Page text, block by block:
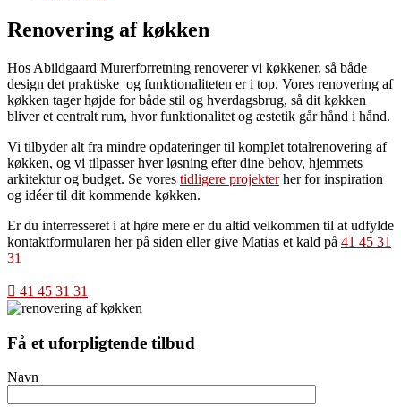
Renovering af køkken
Hos Abildgaard Murerforretning renoverer vi køkkener, så både
design det praktiske og funktionaliteten er i top. Vores renovering af
køkken tager højde for både stil og hverdagsbrug, så dit køkken
bliver et centralt rum, hvor funktionalitet og æstetik går hånd i hånd.
Vi tilbyder alt fra mindre opdateringer til komplet totalrenovering af
køkken, og vi tilpasser hver løsning efter dine behov, hjemmets
arkitektur og budget. Se vores tidligere projekterher for inspiration
og idéer til dit kommende køkken.
Er du interresseret i at høre mere er du altid velkommen til at udfylde
kontaktformularen her på siden eller give Matias et kald på 41 45 31
31
41 45 31 31
Få et uforpligtende tilbud
Navn